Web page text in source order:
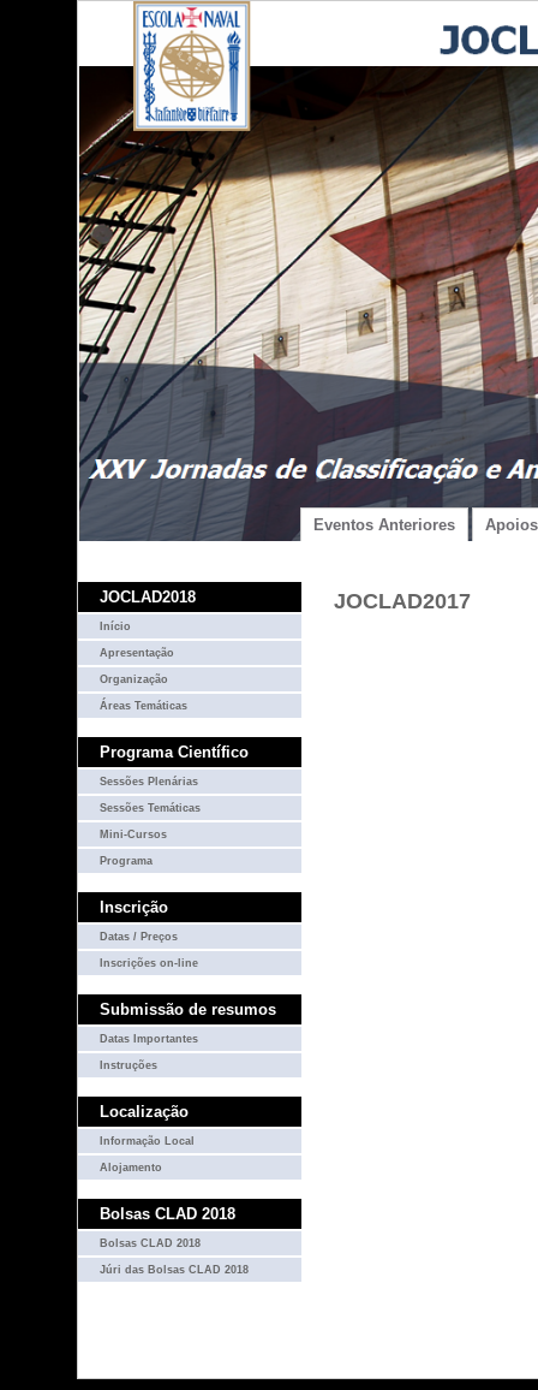
Eventos Anteriores Apoios
JOCLAD2018
Início
Apresentação
Organização
Áreas Temáticas
Programa Científico
Sessões Plenárias
Sessões Temáticas
Mini-Cursos
Programa
Inscrição
Datas / Preços
Inscrições on-line
Submissão de resumos
Datas Importantes
Instruções
Localização
Informação Local
Alojamento
Bolsas CLAD 2018
Bolsas CLAD 2018
Júri das Bolsas CLAD 2018
JOCLAD2017